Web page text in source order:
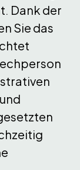
Dank der
Sie das